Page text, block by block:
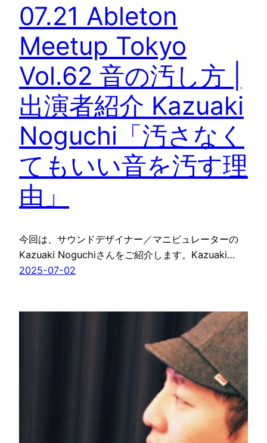
07.21 Ableton
Meetup Tokyo
Vol.62 音の汚し方 |
出演者紹介 Kazuaki
Noguchi「汚さなく
てもいい音を汚す理
由」
今回は、サウンドデザイナー／マニピュレーターの
Kazuaki Noguchiさんをご紹介します。Kazuaki…
2025-07-02